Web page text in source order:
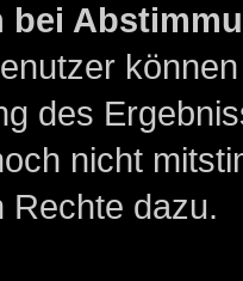
bei
des
nicht
Rechte dazu.